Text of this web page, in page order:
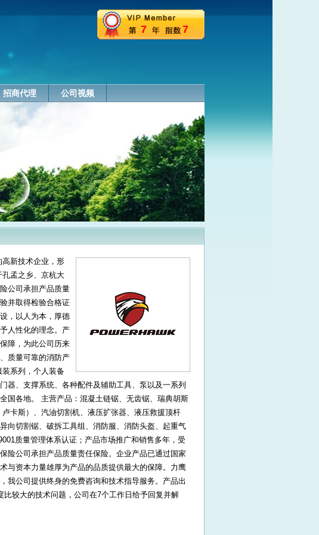
7 7
招商代理 公司视频
新技术企业，形
孟之乡、京杭大
公司承担产品质量
并取得检验合格证
，以人为本，厚德
人性化的理念。产
障，为此公司历来
质量可靠的消防产
系列，个人装备
器、支撑系统、各种配件及辅助工具、泵以及一系列
国各地。 主营产品：混凝土链锯、无齿锯、瑞典胡斯
卡斯）、汽油切割机、液压扩张器、液压救援顶杆
向切割锯、破拆工具组、消防服、消防头盔、起重气
质量管理体系认证；产品市场推广和销售多年，受
险公司承担产品质量责任保险。企业产品已通过国家
与资本力量雄厚为产品的品质提供最大的保障。力鹰
我公司提供终身的免费咨询和技术指导服务。产品出
较大的技术问题，公司在7个工作日给予回复并解